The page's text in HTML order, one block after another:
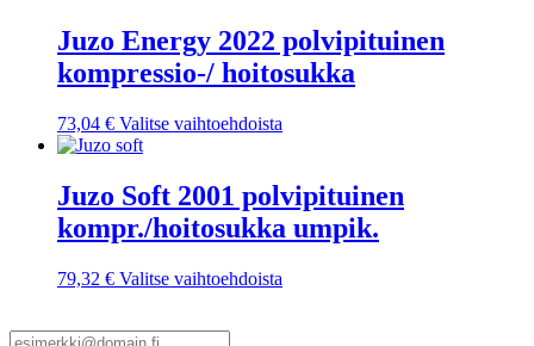
Juzo Energy 2022 polvipituinen
kompressio-/ hoitosukka
73,04 € Valitse vaihtoehdoista
useampi
muunnelma.
Voit
tuotteen
Juzo Soft 2001 polvipituinen
kompr./hoitosukka umpik.
79,32 € Valitse vaihtoehdoista